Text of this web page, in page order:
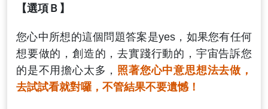
【選項Ｂ】
您心中所想的這個問題答案是yes，如果您有任何
想要做的，創造的，去實踐行動的，宇宙告訴您
的是不用擔心太多， 照著您心中意思想法去做，
去試試看就對囉，不管結果不要遺憾！